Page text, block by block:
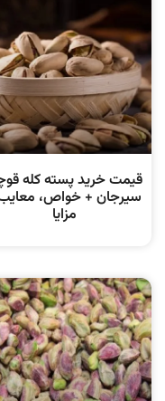
قیمت خرید پسته کله
سیرجان + خواص،
مزایا